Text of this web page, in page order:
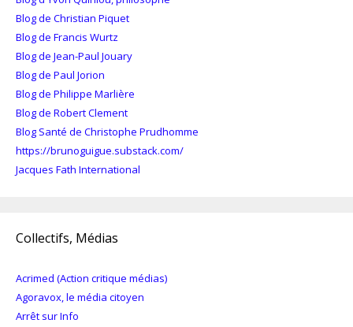
Blog de Christian Piquet
Blog de Francis Wurtz
Blog de Jean-Paul Jouary
Blog de Paul Jorion
Blog de Philippe Marlière
Blog de Robert Clement
Blog Santé de Christophe Prudhomme
https://brunoguigue.substack.com/
Jacques Fath International
Collectifs, Médias
Acrimed (Action critique médias)
Agoravox, le média citoyen
Arrêt sur Info